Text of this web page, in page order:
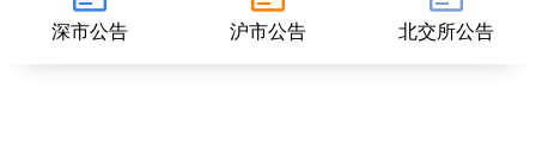
深市公告 沪市公告 北交所公告